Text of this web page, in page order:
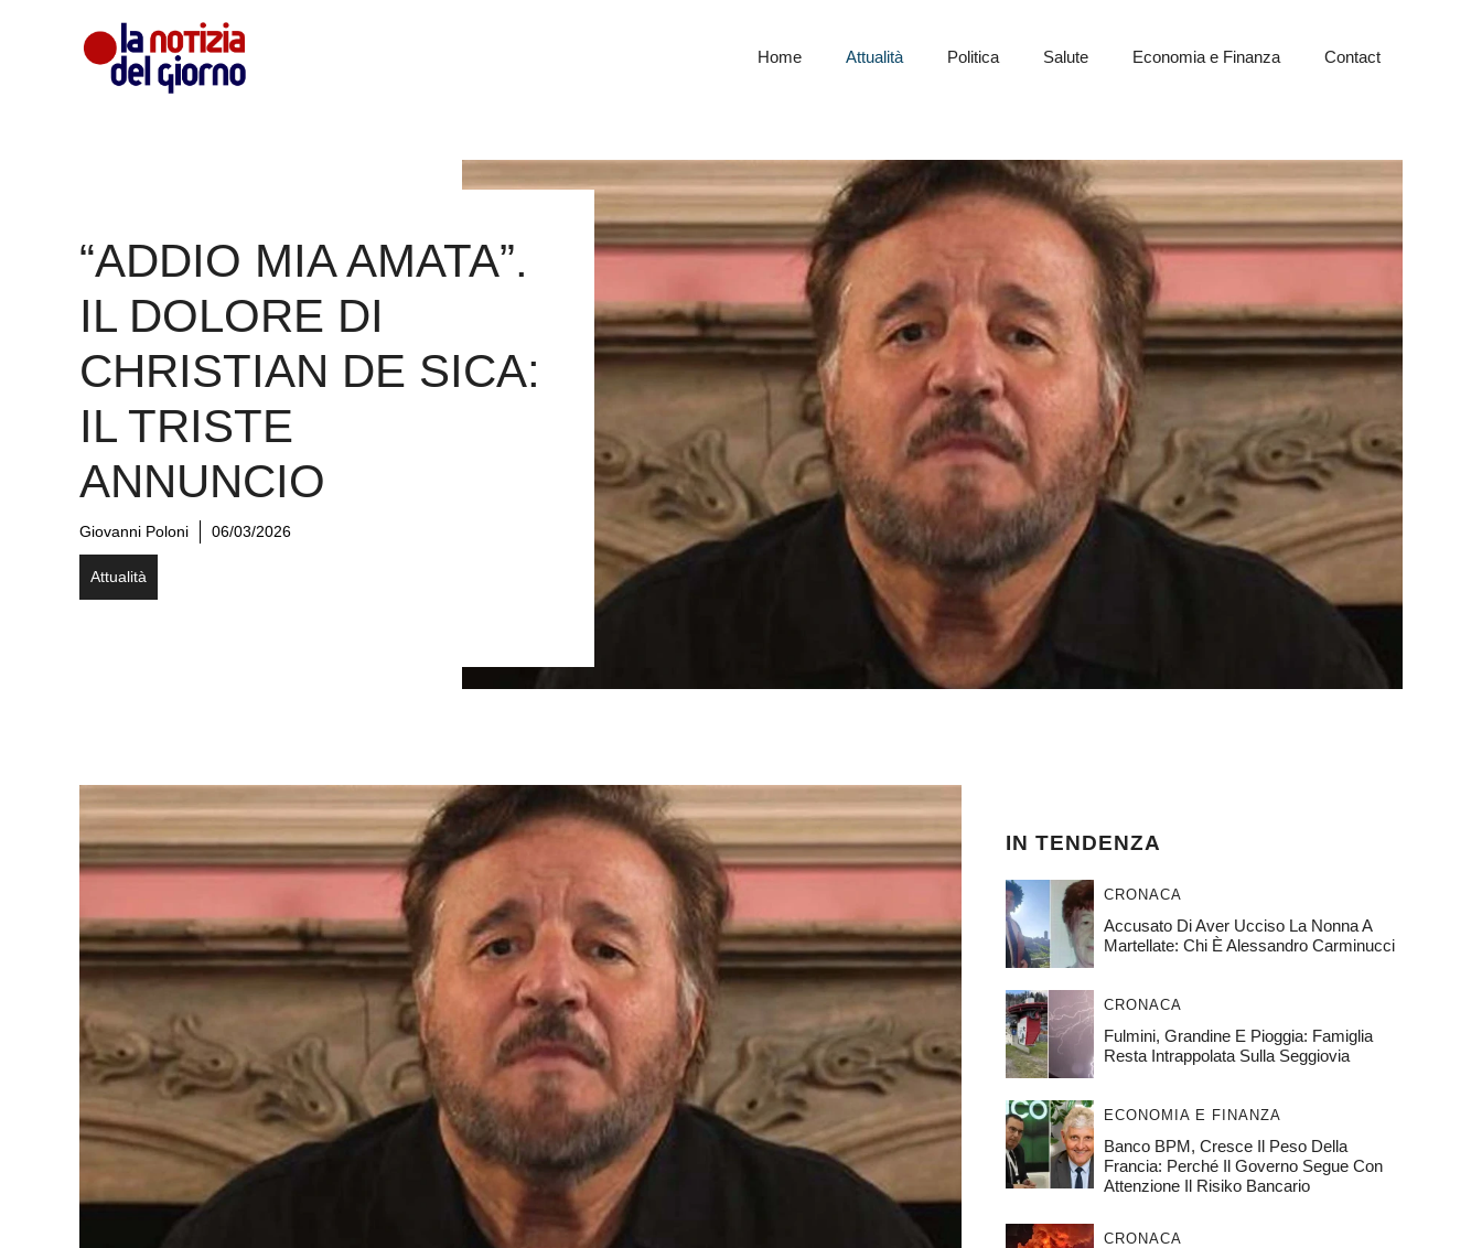
Home Attualità Politica Salute Economia e Finanza Contact
“ADDIO MIA AMATA”.
IL DOLORE DI
CHRISTIAN DE SICA:
IL TRISTE
ANNUNCIO
Giovanni Poloni 06/03/2026
Attualità
IN TENDENZA
CRONACA
Accusato Di Aver Ucciso La Nonna A
Martellate: Chi È Alessandro Carminucci
CRONACA
Fulmini, Grandine E Pioggia: Famiglia
Resta Intrappolata Sulla Seggiovia
ECONOMIA E FINANZA
Banco BPM, Cresce Il Peso Della
Francia: Perché Il Governo Segue Con
Attenzione Il Risiko Bancario
CRONACA